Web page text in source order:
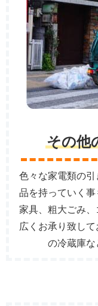
その他
色々な家電類の
品を持っていく事
家具、粗大ごみ
広くお承り致し
の冷蔵庫な